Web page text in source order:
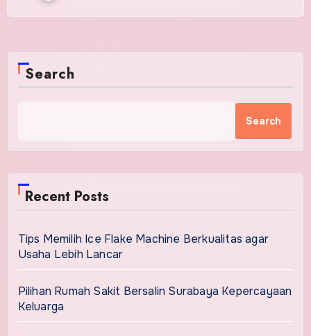
Search
Search
Recent Posts
Tips Memilih Ice Flake Machine Berkualitas agar
Usaha Lebih Lancar
Pilihan Rumah Sakit Bersalin Surabaya Kepercayaan
Keluarga